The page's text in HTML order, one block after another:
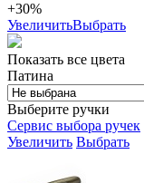
+30%
УвеличитьВыбрать
Показать все цвета
Патина
Выберите ручки
Сервис выбора ручек
Увеличить Выбрать